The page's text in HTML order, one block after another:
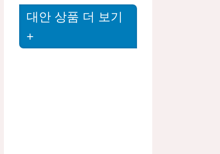
대안 상품 더 보기
+